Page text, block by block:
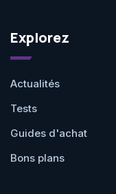
Explorez
Actualités
Tests
Guides d'achat
Bons plans